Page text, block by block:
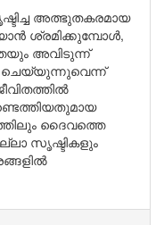
അത്ഭുതകരമായ
ശ്രമിക്കുമ്പോൾ,
അവിടുന്ന്
ദൈവത്തെ
സൃഷ്ടികളും